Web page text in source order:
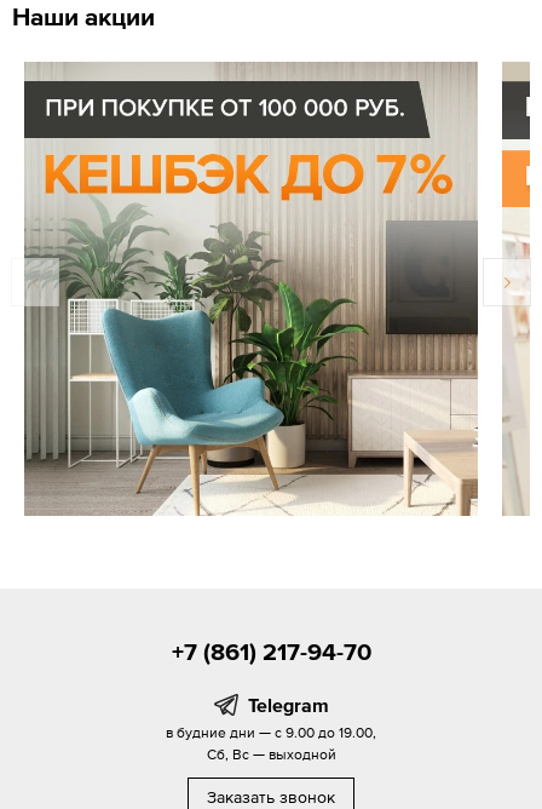
Наши акции
+7 (861) 217-94-70
Telegram
в будние дни — с 9.00 до 19.00,
Сб, Вс — выходной
Заказать звонок